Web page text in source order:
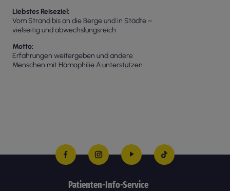
Liebstes Reiseziel
Vom Strand bis an die Berge und in Städte –
vielseitig und abwechslungsreich
Motto
Erfahrungen weitergeben und andere
Menschen mit Hämophilie A unterstützen
Patienten-Info-Service